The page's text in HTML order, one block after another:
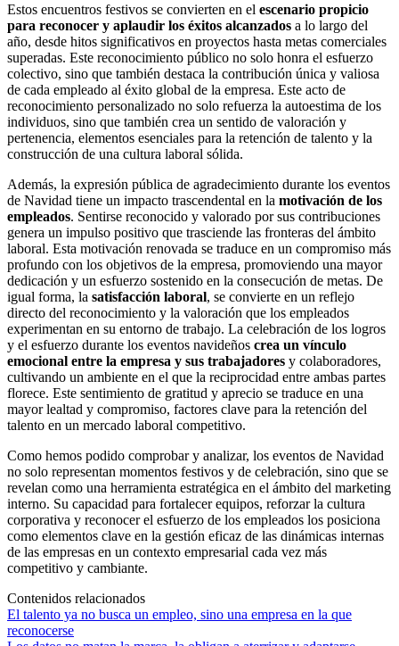
Estos encuentros festivos se convierten en el escenario propicio
para reconocer y aplaudir los éxitos alcanzados a lo largo del
año, desde hitos significativos en proyectos hasta metas comerciales
superadas. Este reconocimiento público no solo honra el esfuerzo
colectivo, sino que también destaca la contribución única y valiosa
de cada empleado al éxito global de la empresa. Este acto de
reconocimiento personalizado no solo refuerza la autoestima de los
individuos, sino que también crea un sentido de valoración y
pertenencia, elementos esenciales para la retención de talento y la
construcción de una cultura laboral sólida.
Además, la expresión pública de agradecimiento durante los eventos
de Navidad tiene un impacto trascendental en la motivación de los
empleados. Sentirse reconocido y valorado por sus contribuciones
genera un impulso positivo que trasciende las fronteras del ámbito
laboral. Esta motivación renovada se traduce en un compromiso más
profundo con los objetivos de la empresa, promoviendo una mayor
dedicación y un esfuerzo sostenido en la consecución de metas. De
igual forma, la satisfacción laboral, se convierte en un reflejo
directo del reconocimiento y la valoración que los empleados
experimentan en su entorno de trabajo. La celebración de los logros
y el esfuerzo durante los eventos navideños crea un vínculo
emocional entre la empresa y sus trabajadores y colaboradores,
cultivando un ambiente en el que la reciprocidad entre ambas partes
florece. Este sentimiento de gratitud y aprecio se traduce en una
mayor lealtad y compromiso, factores clave para la retención del
talento en un mercado laboral competitivo.
Como hemos podido comprobar y analizar, los eventos de Navidad
no solo representan momentos festivos y de celebración, sino que se
revelan como una herramienta estratégica en el ámbito del marketing
interno. Su capacidad para fortalecer equipos, reforzar la cultura
corporativa y reconocer el esfuerzo de los empleados los posiciona
como elementos clave en la gestión eficaz de las dinámicas internas
de las empresas en un contexto empresarial cada vez más
competitivo y cambiante.
Contenidos relacionados
El talento ya no busca un empleo, sino una empresa en la que
reconocerse